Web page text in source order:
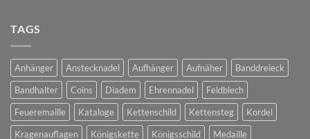
TAGS
Anhänger Anstecknadel Aufhänger Aufnäher
Banddreieck
Bandhalter
Coins Diadem Ehrennadel
Feldblech
Feueremaille
Kataloge Kettenschild Kettensteg
Kordel
Kragenauflagen
Königskette Königsschild Medaille